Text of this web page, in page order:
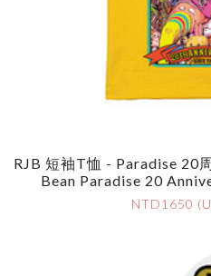
RJB 短袖T恤 - Paradise 20
Bean Paradise 20
NTD1650